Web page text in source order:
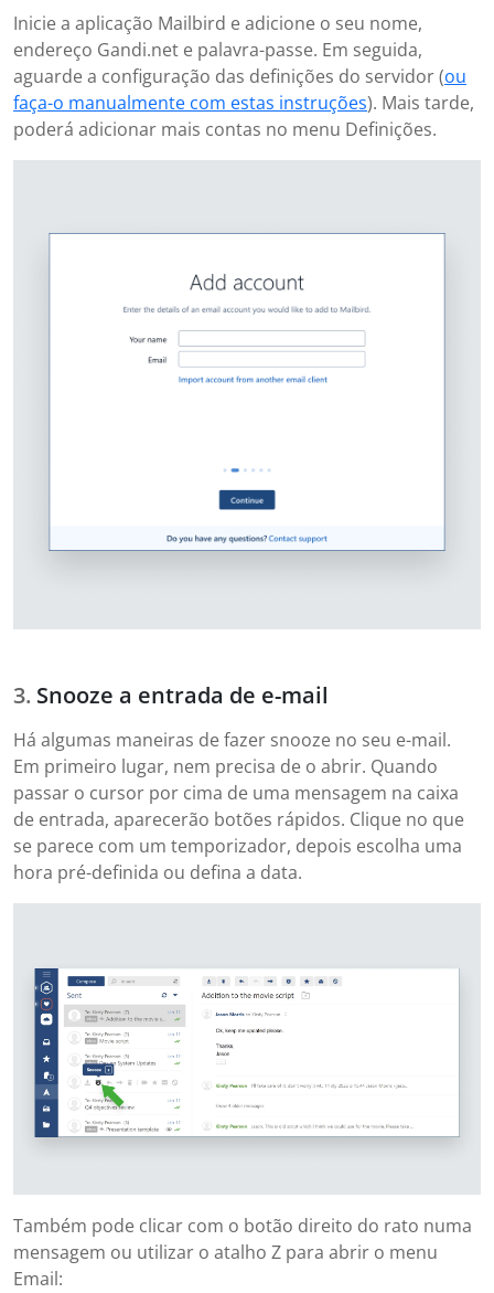
Inicie a aplicação Mailbird e adicione o seu nome,
endereço Gandi.net e palavra-passe. Em seguida,
aguarde a configuração das definições do servidor (ou
faça-o manualmente com estas instruções). Mais tarde,
poderá adicionar mais contas no menu Definições.
Snooze a entrada de e-mail
Há algumas maneiras de fazer snooze no seu e-mail.
Em primeiro lugar, nem precisa de o abrir. Quando
passar o cursor por cima de uma mensagem na caixa
de entrada, aparecerão botões rápidos. Clique no que
se parece com um temporizador, depois escolha uma
hora pré-definida ou defina a data.
Também pode clicar com o botão direito do rato numa
mensagem ou utilizar o atalho Z para abrir o menu
Email: